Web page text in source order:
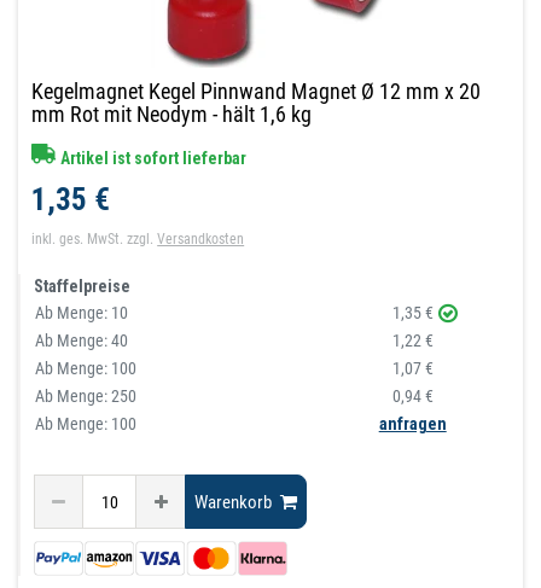
Kegelmagnet Kegel Pinnwand Magnet Ø 12 mm x 20
mm Rot mit Neodym - hält 1,6 kg
Artikel ist sofort lieferbar
1,35 €
inkl. ges. MwSt. zzgl.Versandkosten
Staffelpreise
Ab Menge: 10
1,35 €
Ab Menge:40
1,22 €
Ab Menge: 100
1,07 €
Ab Menge:250
0,94 €
Ab Menge: 100
anfragen
Warenkorb